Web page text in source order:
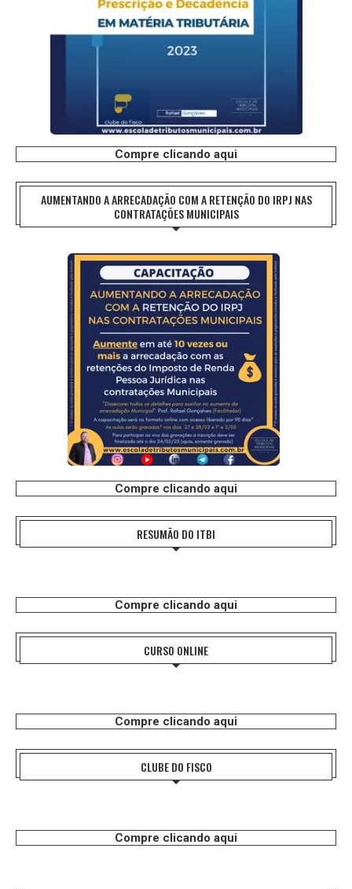
Compre clicando aqui
AUMENTANDO A ARRECADAÇÃO COM A RETENÇÃO DO IRPJ NAS
CONTRATAÇÕES MUNICIPAIS
Compre clicando aqui
RESUMÃO DO ITBI
Compre clicando aqui
CURSO ONLINE
Compre clicando aqui
CLUBE DO FISCO
Compre clicando aqui